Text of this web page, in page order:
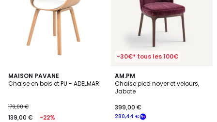
MAISON PAVANE
Chaise en bois et PU - ADELMAR
179,00 €
139,00 € -22%
5
/
-30€* tous les 100€
AM.PM
Chaise pied noyer et velours,
Jabote
280,44 €
399,00 €
5
/
5